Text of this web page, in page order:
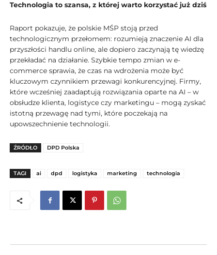
Technologia to szansa, z której warto korzystać już dziś
Raport pokazuje, że polskie MŚP stoją przed
technologicznym przełomem: rozumieją znaczenie AI dla
przyszłości handlu online, ale dopiero zaczynają tę wiedzę
przekładać na działanie. Szybkie tempo zmian w e-
commerce sprawia, że czas na wdrożenia może być
kluczowym czynnikiem przewagi konkurencyjnej. Firmy,
które wcześniej zaadaptują rozwiązania oparte na AI – w
obsłudze klienta, logistyce czy marketingu – mogą zyskać
istotną przewagę nad tymi, które poczekają na
upowszechnienie technologii.
ŹRÓDŁO DPD Polska
TAGI ai dpd logistyka marketing technologia